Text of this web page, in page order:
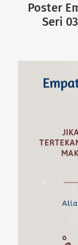
Poster
Seri